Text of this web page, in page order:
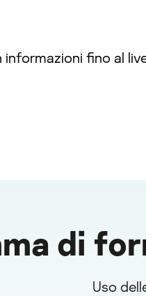
fino al
di
Uso